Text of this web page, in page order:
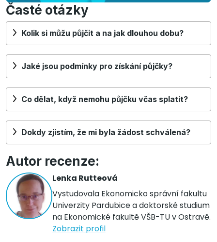
Časté otázky
Kolik si můžu půjčit a na jak dlouhou dobu?
Jaké jsou podmínky pro získání půjčky?
Co dělat, když nemohu půjčku včas splatit?
Dokdy zjistím, že mi byla žádost schválená?
Autor recenze:
Lenka Rutteová
Vystudovala Ekonomicko správní fakultu
Univerzity Pardubice a doktorské studium
na Ekonomické fakultě VŠB-TU v Ostravě.
Zobrazit profil